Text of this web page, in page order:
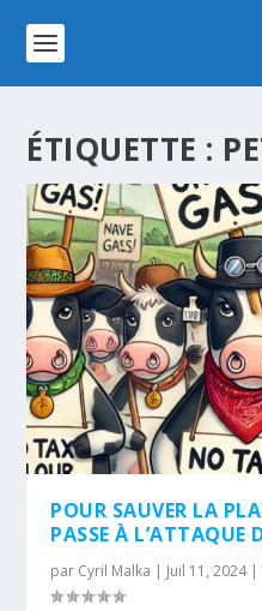
ÉTIQUETTE :
POUR SAUVER LA
PASSE À L’ATTAQUE
par Cyril Malka | Juil 11, 2024|